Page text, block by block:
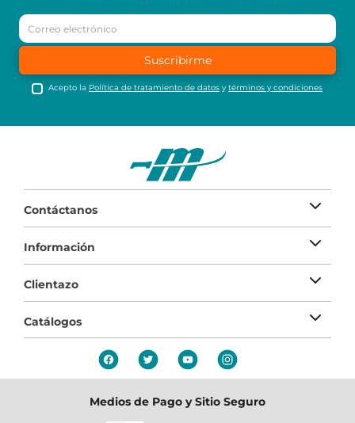
Suscribirme
Acepto la Política de tratamiento de datos ytérminos y condiciones
Contáctanos
Información
Clientazo
Catálogos
Medios de Pago y Sitio Seguro